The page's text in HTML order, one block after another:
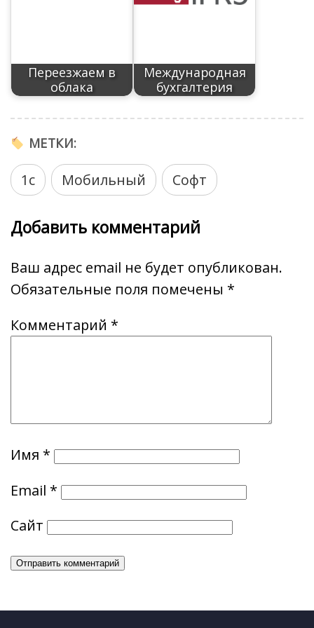
Переезжаем в
облака
Международная
бухгалтерия
МЕТКИ:
1с Мобильный Софт
Добавить комментарий
Ваш адрес email не будет опубликован.
Обязательные поля помечены *
Комментарий *
Имя *
Email *
Сайт